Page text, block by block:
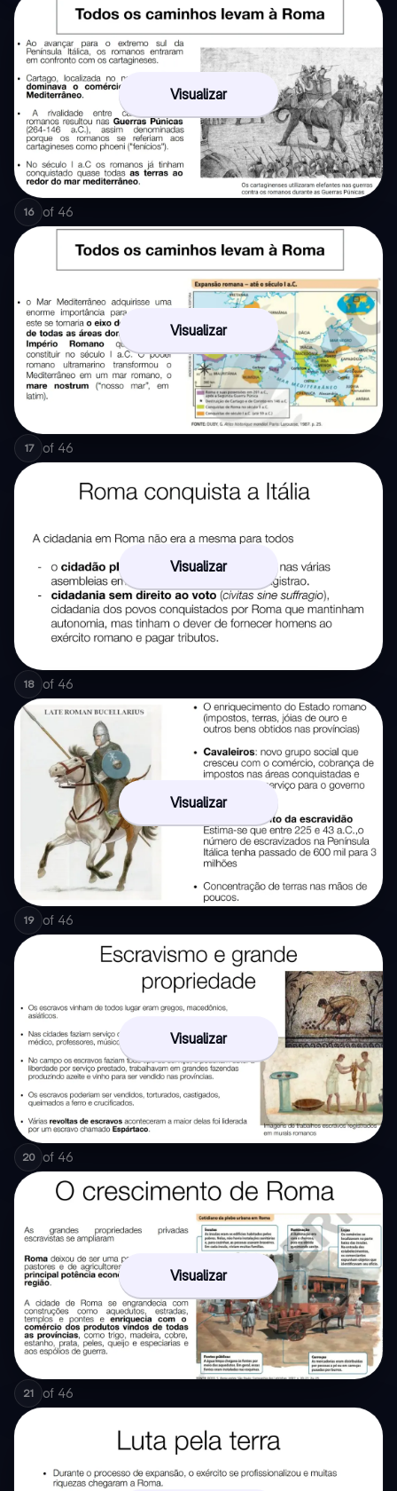
Visualizar
16 of 46
Visualizar
17 of 46
Visualizar
18 of 46
Visualizar
19 of 46
Visualizar
20 of 46
Visualizar
21 of 46